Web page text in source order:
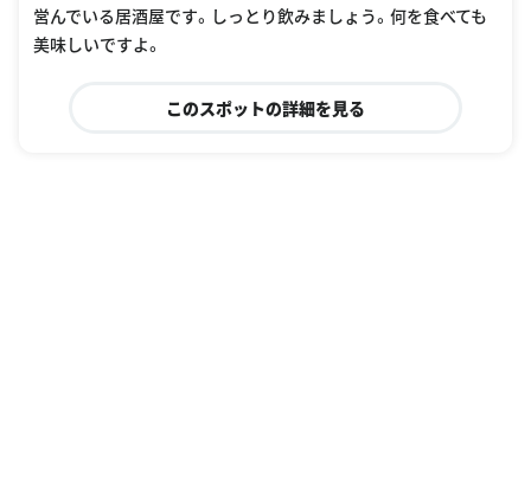
営んでいる居酒屋です。しっとり飲みましょう。何を食べても
美味しいですよ。
このスポットの詳細を見る